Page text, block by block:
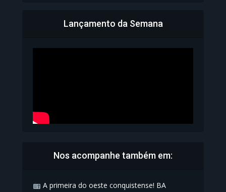
Bahia inicia emissão da
Lançamento da Semana
Nos acompanhe também em:
A primeira do oeste conquistense! BA